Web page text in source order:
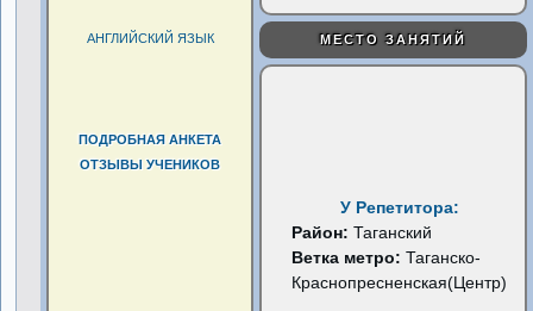
АНГЛИЙСКИЙ ЯЗЫК
ПОДРОБНАЯ АНКЕТА
ОТЗЫВЫ УЧЕНИКОВ
МЕСТО ЗАНЯТИЙ
У Репетитора:
Район:Таганский
Ветка метро:Таганско-
Краснопресненская(Центр)